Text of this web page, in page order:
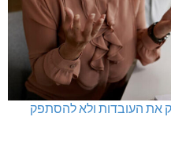
את העובדות ולא להסתפק